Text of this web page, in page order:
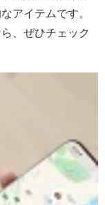
アイテムです。
、ぜひチェック